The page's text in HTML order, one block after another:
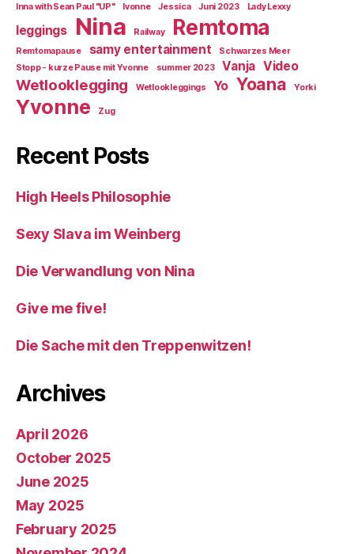
Inna with Sean Paul "UP" Ivonne Jessica Juni 2023 Lady Lexxy
leggings Nina Railway Remtoma
Remtomapause samy entertainment
Schwarzes Meer
Stopp - kurze Pause mit Yvonne
summer 2023 Vanja Video
Wetlooklegging Wetlookleggings Yo Yoana Yorki
Yvonne Zug
Recent Posts
High Heels Philosophie
Sexy Slava im Weinberg
Die Verwandlung von Nina
Give me five!
Die Sache mit den Treppenwitzen!
Archives
April 2026
October 2025
June 2025
May 2025
February 2025